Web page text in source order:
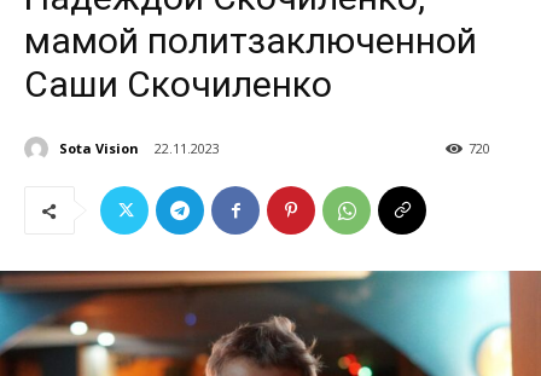
мамой политзаключенной
Саши Скочиленко
Sota Vision 22.11.2023 720